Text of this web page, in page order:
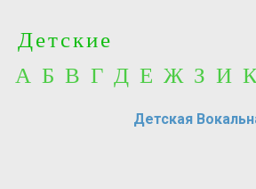
А Б В Г Д Е Ж З И
Детские
Детская